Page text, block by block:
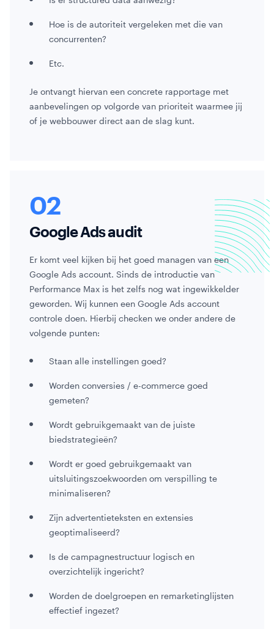
Hoe is de autoriteit vergeleken met die van
concurrenten?
Etc.
Je ontvangt hiervan een concrete rapportage met
aanbevelingen op volgorde van prioriteit waarmee jij
of je webbouwer direct aan de slag kunt.
Google Ads audit
Er komt veel kijken bij het goed managen van een
Google Ads account. Sinds de introductie van
Performance Max is het zelfs nog wat ingewikkelder
geworden. Wij kunnen een Google Ads account
controle doen. Hierbij checken we onder andere de
volgende punten:
Staan alle instellingen goed?
Worden conversies / e-commerce goed
gemeten?
Wordt gebruikgemaakt van de juiste
biedstrategieën?
Wordt er goed gebruikgemaakt van
uitsluitingszoekwoorden om verspilling te
minimaliseren?
Zijn advertentieteksten en extensies
geoptimaliseerd?
Is de campagnestructuur logisch en
overzichtelijk ingericht?
Worden de doelgroepen en remarketinglijsten
effectief ingezet?